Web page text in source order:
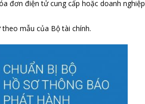
đơn điện tử cung cấp hoặc doanh nghiệp
mẫu của Bộ tài chính.